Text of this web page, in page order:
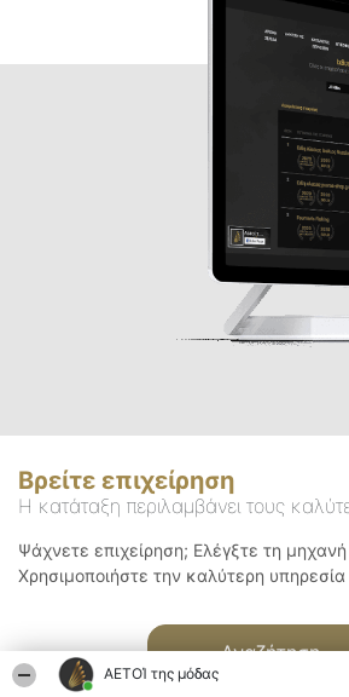
ΑΕΤΟΊ της μόδας
Βρείτε επιχείρηση
Η κατάταξη περιλαμβάνει τους
Ψάχνετε επιχείρηση; Ελέγξτε τη
Χρησιμοποιήστε την καλύτερη υπηρεσία
Αναζήτηση